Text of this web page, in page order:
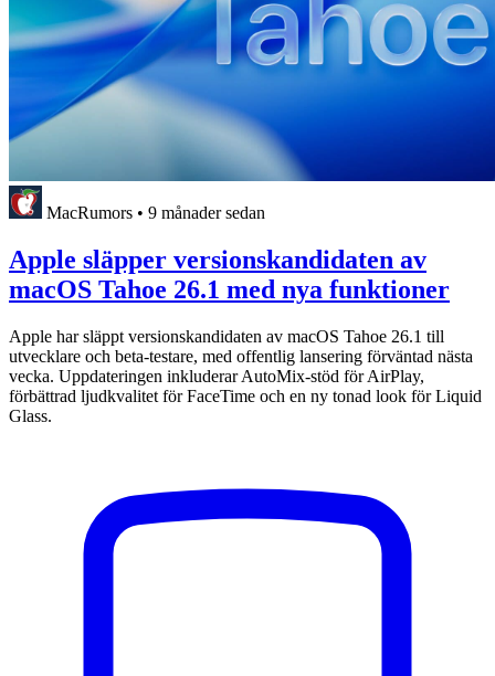
MacRumors • 9 månader sedan
Apple släpper versionskandidaten av
macOS Tahoe 26.1 med nya funktioner
Apple har släppt versionskandidaten av macOS Tahoe 26.1 till
utvecklare och beta-testare, med offentlig lansering förväntad nästa
vecka. Uppdateringen inkluderar AutoMix-stöd för AirPlay,
förbättrad ljudkvalitet för FaceTime och en ny tonad look för Liquid
Glass.